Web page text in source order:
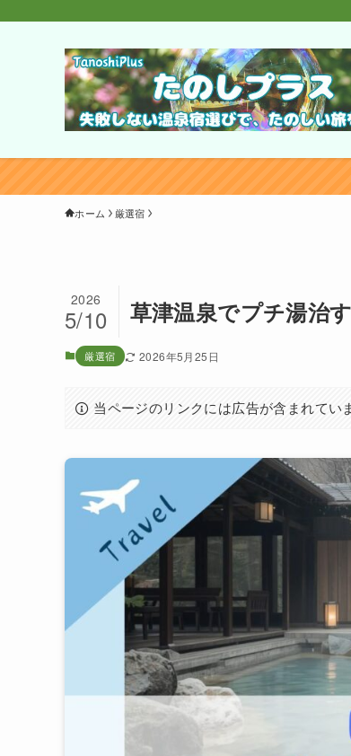
ホーム 厳選宿
草津温泉でプチ湯治
2026
5/10
厳選宿 2026年5月25日
当ページのリンクには広告が含まれてい